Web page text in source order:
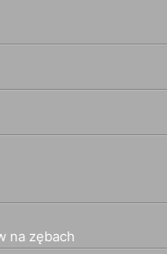
na zębach